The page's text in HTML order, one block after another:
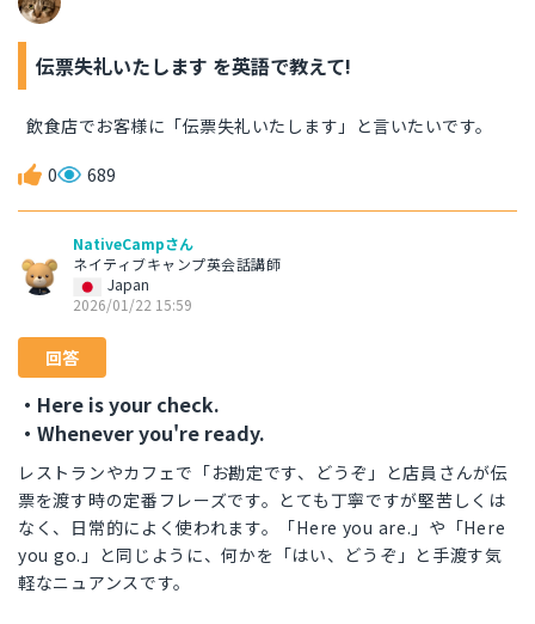
伝票失礼いたします を英語で教えて!
飲食店でお客様に「伝票失礼いたします」と言いたいです。
0 689
NativeCampさん
ネイティブキャンプ英会話講師
Japan
2026/01/22 15:59
回答
・Here is your check.
・Whenever you're ready.
レストランやカフェで「お勘定です、どうぞ」と店員さんが伝
票を渡す時の定番フレーズです。とても丁寧ですが堅苦しくは
なく、日常的によく使われます。「Here you are.」や「Here
you go.」と同じように、何かを「はい、どうぞ」と手渡す気
軽なニュアンスです。